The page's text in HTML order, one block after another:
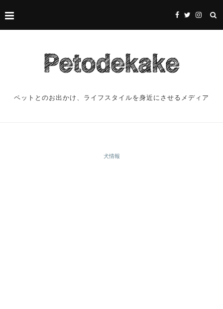
ペットとのお出かけ、ライフスタイルを身近にさせるメディア
犬情報